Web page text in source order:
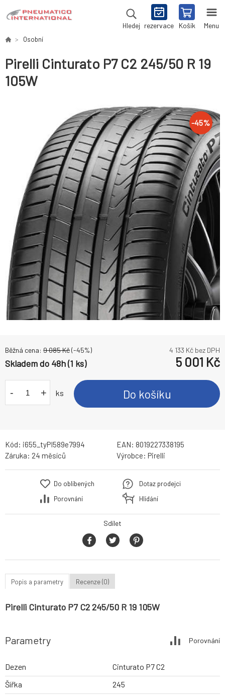
Hledej rezervace Košík Menu
Osobní
Pirelli Cinturato P7 C2 245/50 R 19
105W
-45%
Běžná cena: 9 085Kč(-45%) 4 133 Kč bez DPH
Skladem do 48h (1 ks) 5 001 Kč
- + ks Do košíku
Kód: i655_tyPI589e7994 EAN: 8019227338195
Záruka: 24 měsíců Výrobce: Pirelli
Do oblíbených
Porovnání
Dotaz prodejci
Hlídání
Sdílet
Popis a parametry Recenze (0)
Pirelli Cinturato P7 C2 245/50 R 19 105W
Parametry Porovnání
Dezen
Cinturato P7 C2
Šířka
245